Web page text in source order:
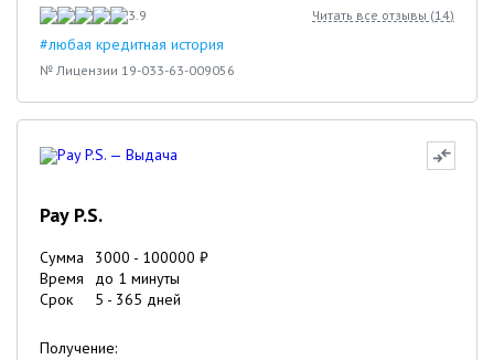
3.9 Читать все отзывы (14)
#любая кредитная история
№ Лицензии 19-033-63-009056
Pay P.S.
Сумма 3000 - 100000 ₽
Время
до 1 минуты
Срок
5 - 365 дней
Получение: